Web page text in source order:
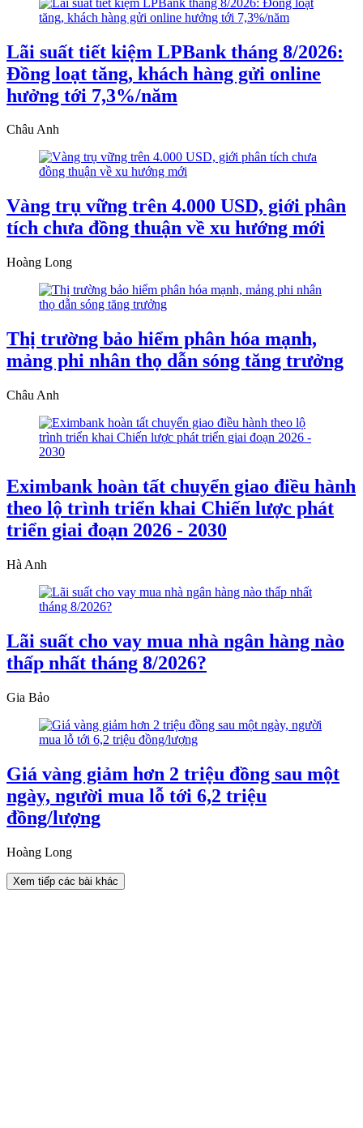
Lãi suất tiết kiệm LPBank tháng 8/2026:
Đồng loạt tăng, khách hàng gửi online
hưởng tới 7,3%/năm
Châu Anh
Vàng trụ vững trên 4.000 USD, giới phân
tích chưa đồng thuận về xu hướng mới
Hoàng Long
Thị trường bảo hiểm phân hóa mạnh,
mảng phi nhân thọ dẫn sóng tăng trưởng
Châu Anh
Eximbank hoàn tất chuyển giao điều hành
theo lộ trình triển khai Chiến lược phát
triển giai đoạn 2026 - 2030
Hà Anh
Lãi suất cho vay mua nhà ngân hàng nào
thấp nhất tháng 8/2026?
Gia Bảo
Giá vàng giảm hơn 2 triệu đồng sau một
ngày, người mua lỗ tới 6,2 triệu
đồng/lượng
Hoàng Long
Xem tiếp các bài khác